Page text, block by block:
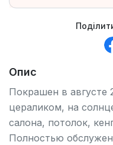
Опис
Покрашен в августе
цераликом, на
салона, потолок,
Полностью